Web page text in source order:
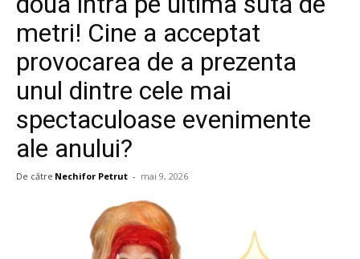
metri! Cine a acceptat
provocarea de a prezenta
unul dintre cele mai
spectaculoase evenimente
ale anului?
De către Nechifor Petrut - mai 9, 2026